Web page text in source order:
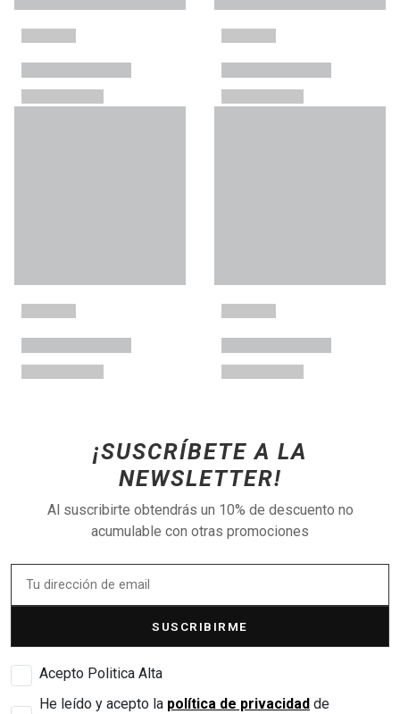
¡SUSCRÍBETE A LA
NEWSLETTER!
Al suscribirte obtendrás un 10% de descuento no
acumulable con otras promociones
SUSCRIBIRME
Acepto Politica Alta
He leído y acepto la política de privacidad de